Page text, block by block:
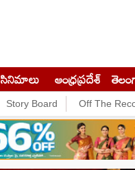
సినిమాలు ఆంధ్రప్రదేశ్
Story Board Off The